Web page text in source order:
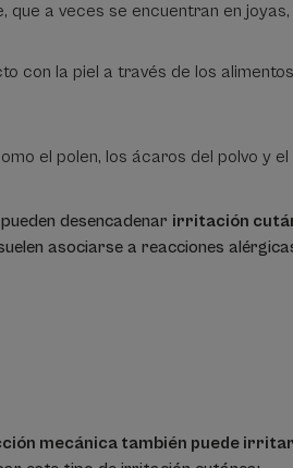
que a veces se encuentran en
con la piel a través de los
el polen, los ácaros del polvo y el
desencadenar irritación
asociarse a reacciones
mecánica también puede